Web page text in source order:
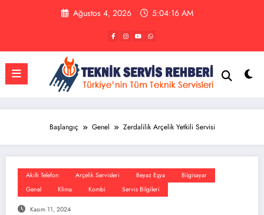
Ağustos 4, 2026 5:04:16 AM
Başlangıç Genel Zerdalilik Arçelik Yetkili Servisi
Akıllı Telefon Arçelik Servisleri Beyaz Eşya
Bilgisayar
Genel
Klima Kombi Servis Bilgileri
Kasım 11, 2024